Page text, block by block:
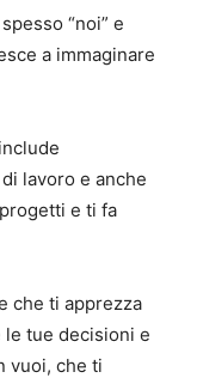
“noi” e
a immaginare
lavoro e anche
e ti fa
che ti apprezza
tue decisioni e
vuoi, che ti